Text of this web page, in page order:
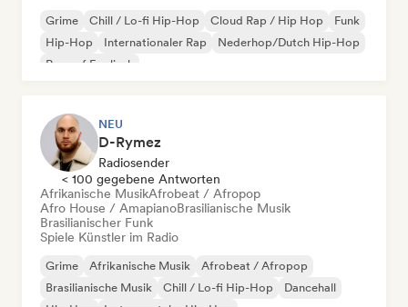
Grime Chill / Lo-fi Hip-Hop Cloud Rap / Hip Hop
Funk
Hip-Hop
Internationaler Rap
Nederhop/Dutch Hip-Hop
Rap auf Englisch
NEU
D-Rymez
Radiosender
< 100 gegebene Antworten
Afrikanische MusikAfrobeat / Afropop
Afro House / AmapianoBrasilianische Musik
Brasilianischer Funk
Spiele Künstler im Radio
Grime Afrikanische Musik
Afrobeat / Afropop
Brasilianische Musik
Chill / Lo-fi Hip-Hop
Dancehall